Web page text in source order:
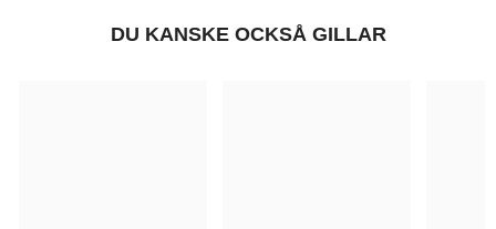
DU KANSKE OCKSÅ GILLAR